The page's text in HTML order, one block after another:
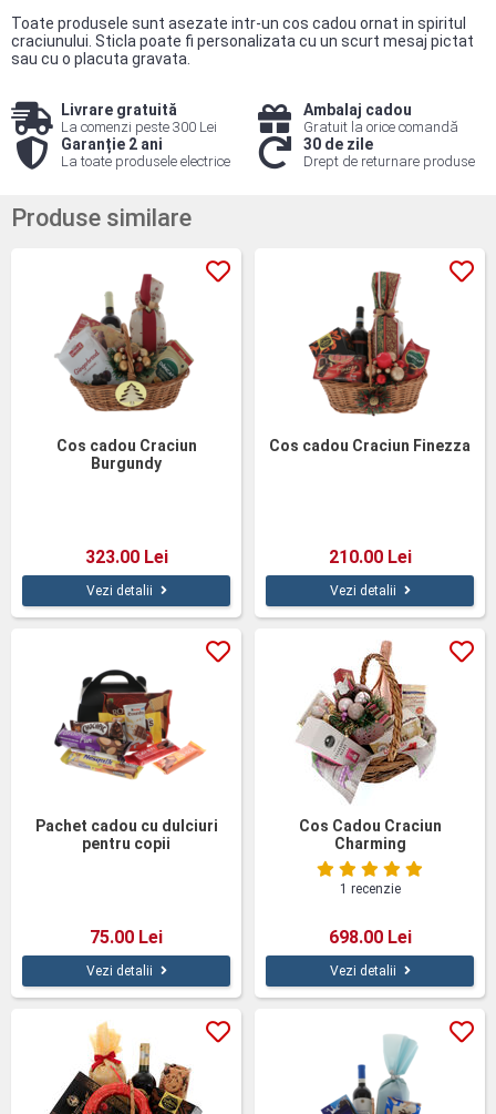
Toate produsele sunt asezate intr-un cos cadou ornat in spiritul
craciunului. Sticla poate fi personalizata cu un scurt mesaj pictat
sau cu o placuta gravata.
Livrare gratuită
La comenzi peste 300 Lei
Ambalaj cadou
Gratuit la orice comandă
Garanție 2 ani
La toate produsele electrice
30 de zile
Drept de returnare produse
Produse similare
Cos cadou Craciun
Burgundy
323.00 Lei
Vezi detalii
Cos cadou Craciun Finezza
210.00 Lei
Vezi detalii
Pachet cadou cu dulciuri
pentru copii
75.00 Lei
Vezi detalii
Cos Cadou Craciun
Charming
1 recenzie
698.00 Lei
Vezi detalii